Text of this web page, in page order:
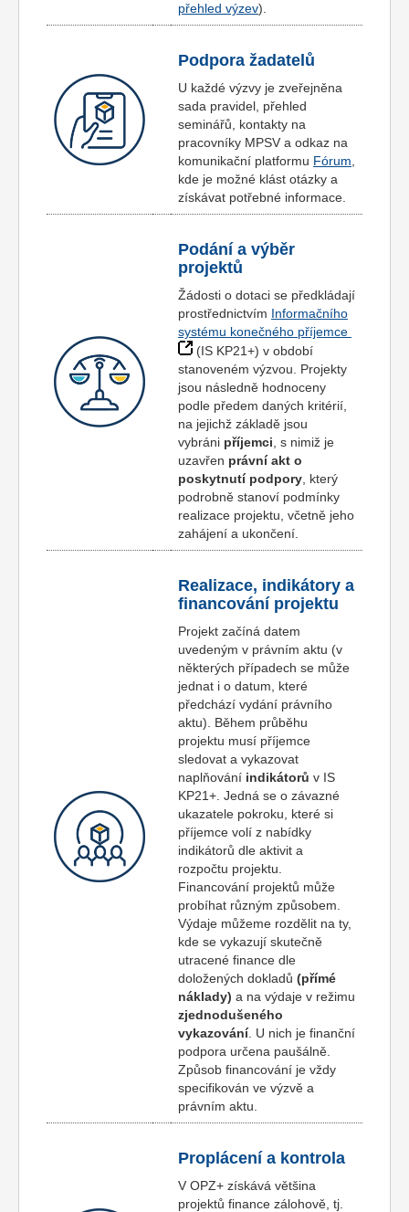
přehled výzev).
Podpora žadatelů
U každé výzvy je zveřejněna
sada pravidel, přehled
seminářů, kontakty na
pracovníky MPSV a odkaz na
komunikační platformu Fórum
kde je možné klást otázky a
získávat potřebné informace.
Podání a výběr
projektů
Žádosti o dotaci se předkládají
prostřednictvím Informačního
systému konečného příjemce
(IS KP21+) v období
stanoveném výzvou. Projekty
jsou následně hodnoceny
podle předem daných kritérií,
na jejichž základě jsou
vybráni příjemci , s nimiž je
uzavřen právní akt o
poskytnutí podpory , který
podrobně stanoví podmínky
realizace projektu, včetně jeho
zahájení a ukončení.
Realizace, indikátory a
financování projektu
Projekt začíná datem
uvedeným v právním aktu (v
některých případech se může
jednat i o datum, které
předchází vydání právního
aktu). Během průběhu
projektu musí příjemce
sledovat a vykazovat
naplňování indikátorů v IS
KP21+. Jedná se o závazné
ukazatele pokroku, které si
příjemce volí z nabídky
indikátorů dle aktivit a
rozpočtu projektu.
Financování projektů může
probíhat různým způsobem.
Výdaje můžeme rozdělit na ty,
kde se vykazují skutečně
utracené finance dle
doložených dokladů (přímé
náklady) a na výdaje v režimu
zjednodušeného
vykazování. U nich je finanční
podpora určena paušálně.
Způsob financování je vždy
specifikován ve výzvě a
právním aktu.
Proplácení a kontrola
V OPZ+ získává většina
projektů finance zálohově, tj.